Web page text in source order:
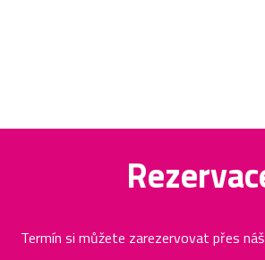
Termín si můžete zarezervovat přes